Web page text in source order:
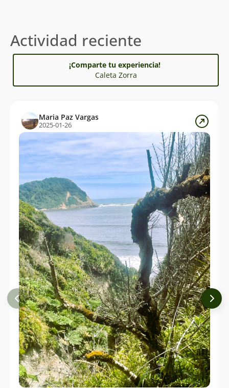
Actividad reciente
¡Comparte tu experiencia!
Caleta Zorra
Maria Paz Vargas
2025-01-26